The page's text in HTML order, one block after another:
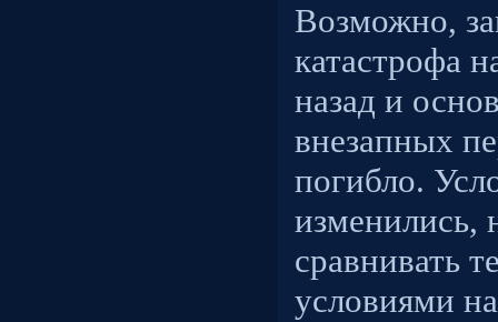
Возможно,
катастрофа
назад и
внезапных
погибло.
сравнивать
условиями